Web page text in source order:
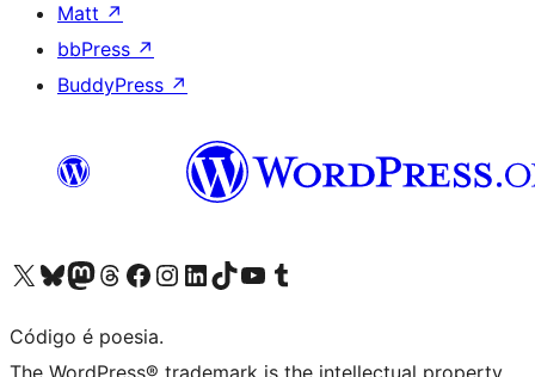
Matt ↗
bbPress ↗
BuddyPress ↗
Acessar nossa conta do X (antigo Twitter)
Acessar nossa conta do Bluesky
Acessar nossa conta do Mastodon
Acessar nossa conta do Threads
Acessar nossa página do Facebook
Acessar nossa conta do Instagram
Acessar nossa conta do LinkedIn
Acessar nossa conta do TikTok
Acessar nosso canal do YouTube
Acessar nossa conta no Tumblr
Código é poesia.